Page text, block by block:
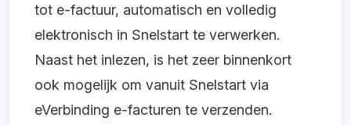
tot e-factuur, automatisch en volledig
elektronisch in Snelstart te verwerken.
Naast het inlezen, is het zeer binnenkort
ook mogelijk om vanuit Snelstart via
eVerbinding e-facturen te verzenden.